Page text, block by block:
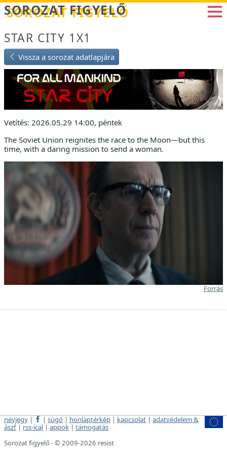
Betöltés...
SOROZAT FIGYELŐ
STAR CITY 1X1
Vissza a sorozat adatlapjára
Vetítés: 2026.05.29 14:00, péntek
The Soviet Union reignites the race to the Moon—but this
time, with a daring mission to send a woman.
Forrás
névjegy | | súgó | honlaptérkép | kapcsolat | adatvédelem &
ászf | rss-ical | appok | támogatás
Sorozat figyelő - © 2009-2026 resist